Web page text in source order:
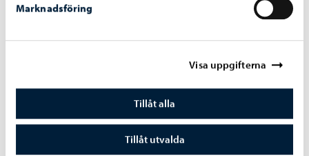
Marknadsföring
Visa uppgifterna
Tillåt alla
Tillåt utvalda
Har du en förstaklassare hemma? Här är
några tips inför hösten